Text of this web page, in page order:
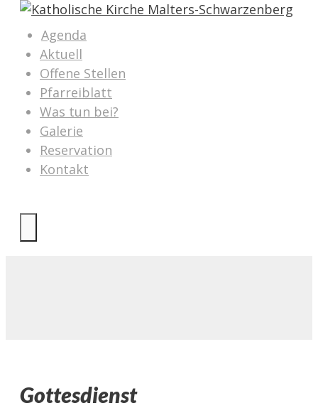
Springe
zum
Inhalt
Agenda
Aktuell
Offene Stellen
Pfarreiblatt
Was tun bei?
Galerie
Reservation
Kontakt
MENÜ
Gottesdienst